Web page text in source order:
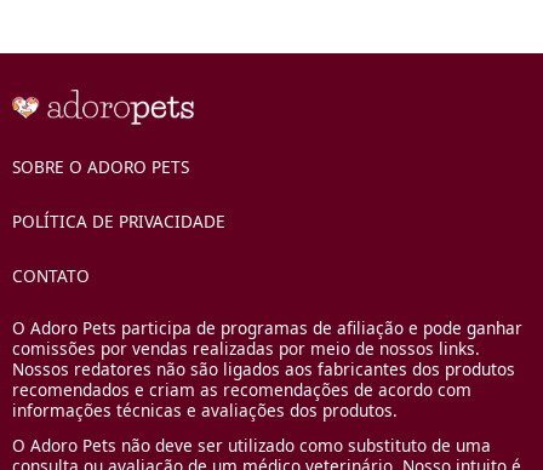
SOBRE O ADORO PETS
POLÍTICA DE PRIVACIDADE
CONTATO
O Adoro Pets participa de programas de afiliação e pode ganhar
comissões por vendas realizadas por meio de nossos links.
Nossos redatores não são ligados aos fabricantes dos produtos
recomendados e criam as recomendações de acordo com
informações técnicas e avaliações dos produtos.
O Adoro Pets não deve ser utilizado como substituto de uma